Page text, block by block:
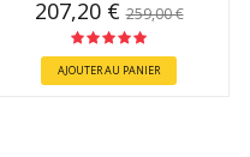
207,20 €259,00 €
AJOUTER AU PANIER